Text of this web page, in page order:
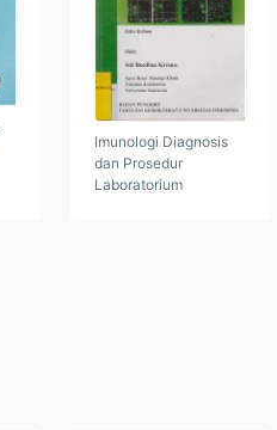
Imunologi Diagnosis
dan Prosedur
Laboratorium